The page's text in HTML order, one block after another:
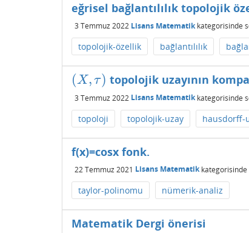
eğrisel bağlantılılık topolojik
3 Temmuz 2022 Lisans Matematikkategorisinde
topolojik-özellik bağlantılılık
(X, τ)
(X,τ) topolojik uzayının
3 Temmuz 2022 Lisans Matematikkategorisinde
topoloji topolojik-uzay hausdorff-
f(x)=cosx fonk.
22 Temmuz 2021 Lisans Matematikkategorisinde
taylor-polinomu nümerik-analiz
Matematik Dergi önerisi